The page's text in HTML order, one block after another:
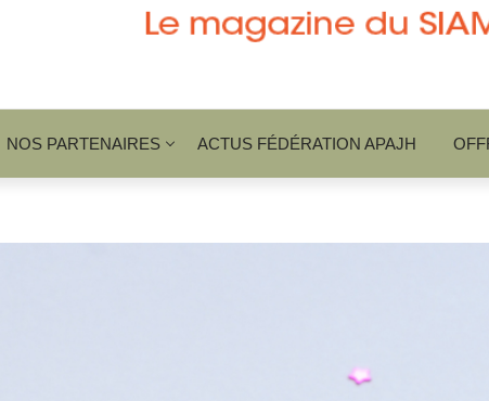
NOS PARTENAIRES ACTUS FÉDÉRATION APAJH